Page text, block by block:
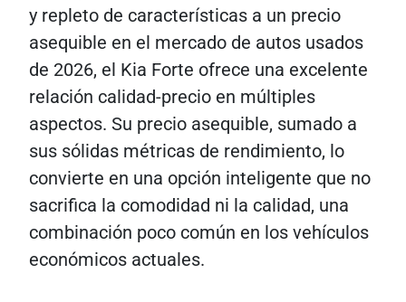
y repleto de características a un precio
asequible en el mercado de autos usados ​​
de 2026, el Kia Forte ofrece una excelente
relación calidad-precio en múltiples
aspectos. Su precio asequible, sumado a
sus sólidas métricas de rendimiento, lo
convierte en una opción inteligente que no
sacrifica la comodidad ni la calidad, una
combinación poco común en los vehículos
económicos actuales.